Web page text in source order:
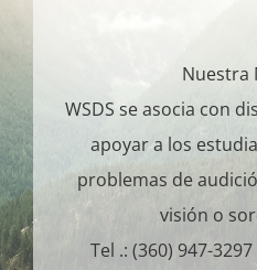
Nuestra
WSDS se asocia con
apoyar a los
problemas de
visión o
Tel .: (360) 947-